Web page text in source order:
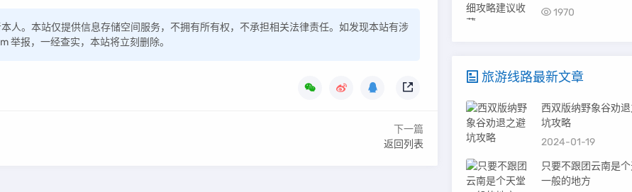
人。本站仅提供信息存储空间服务，不拥有所有权，不承担相关法律责任。如发现本站有涉
举报，一经查实，本站将立刻删除。
下一篇
返回列表
1970
旅游线路最新文章
西双版纳野象谷劝
坑攻略
2024-01-19
只要不跟团云南是
一般的地方